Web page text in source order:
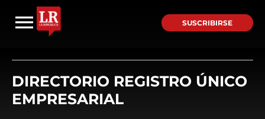
SUSCRIBIRSE
DIRECTORIO REGISTRO ÚNICO
EMPRESARIAL